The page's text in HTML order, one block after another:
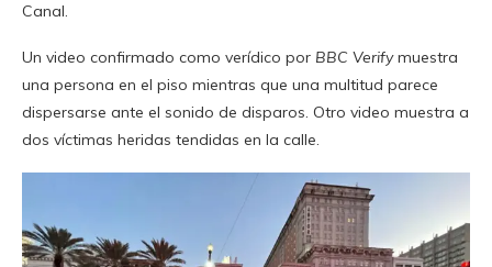
Canal.
Un video confirmado como verídico por BBC Verifymuestra
una persona en el piso mientras que una multitud parece
dispersarse ante el sonido de disparos. Otro video muestra a
dos víctimas heridas tendidas en la calle.